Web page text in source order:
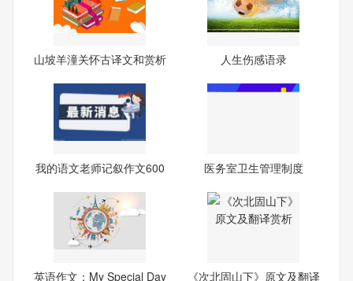
山坡羊潼关怀古译文和赏析 人生伤感语录
我的语文老师记叙作文600
医务室卫生管理制度
英语作文：My Special Day
《次北固山下》原文及翻译